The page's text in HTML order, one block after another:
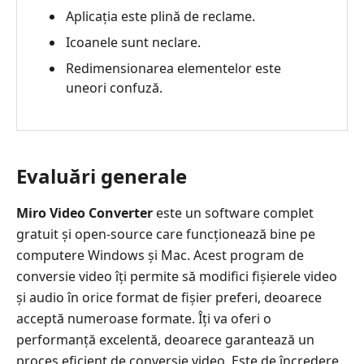
Aiseesoft
Video
Converter
Ultimate
Aplicația este plină de reclame.
Icoanele sunt neclare.
Redimensionarea elementelor este
uneori confuză.
Evaluări generale
Miro Video Converter este un software complet
gratuit și open-source care funcționează bine pe
computere Windows și Mac. Acest program de
conversie video îți permite să modifici fișierele video
și audio în orice format de fișier preferi, deoarece
acceptă numeroase formate. Îți va oferi o
performanță excelentă, deoarece garantează un
proces eficient de conversie video. Este de încredere